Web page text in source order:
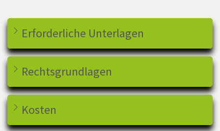
Erforderliche Unterlagen
Rechtsgrundlagen
Kosten